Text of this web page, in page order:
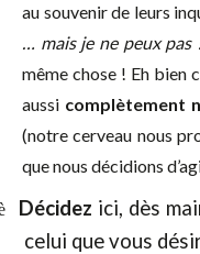
au souvenir de leurs
… mais je ne peux pas
même chose ! Eh bien
aussi complètement
(notre cerveau nous
que nous décidions
Décidez ici, dès
celui que vous